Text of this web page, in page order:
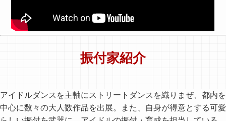
振付家紹介
アイドルダンスを主軸にストリートダンスを織りまぜ、都内を
中心に数々の大人数作品を出展。また、自身が得意とする可愛